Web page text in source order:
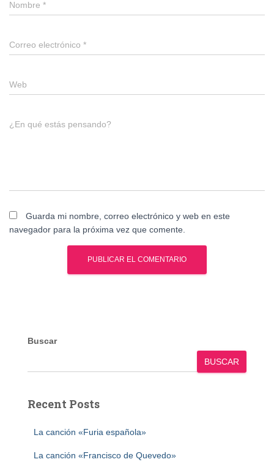
Nombre *
Correo electrónico *
Web
¿En qué estás pensando?
Guarda mi nombre, correo electrónico y web en este
navegador para la próxima vez que comente.
Buscar
BUSCAR
Recent Posts
La canción «Furia española»
La canción «Francisco de Quevedo»